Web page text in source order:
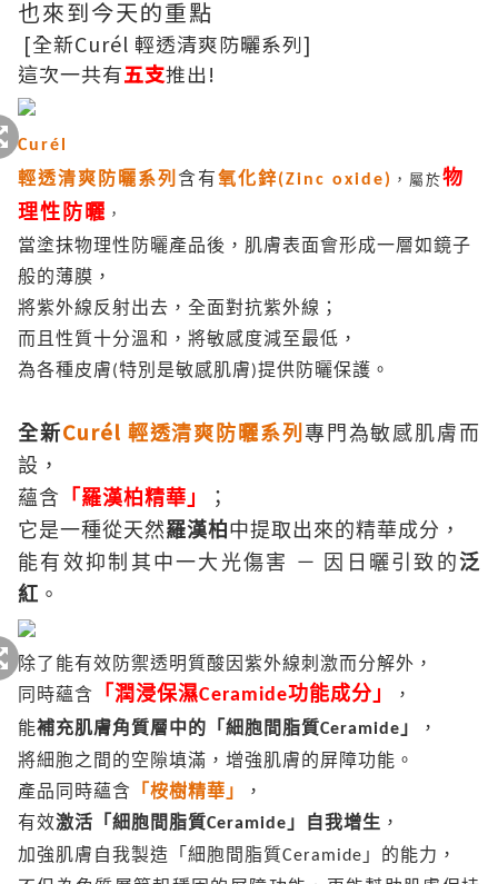
也來到今天的重點
[全新Curél 輕透清爽防曬系列]
這次一共有五支推出!
Curél
輕透清爽防曬系列 含有氧化鋅(Zinc oxide) ，屬於物
理性防曬 ，
當塗抹物理性防曬產品後，肌膚表面會形成一層如鏡子
般的薄膜，
將紫外線反射出去，全面對抗紫外線；
而且性質十分溫和，將敏感度減至最低，
為各種皮膚(特別是敏感肌膚)提供防曬保護。
全新Curél 輕透清爽 防曬系列 專門為敏感肌膚而
設，
蘊含 「羅漢柏精華」
；
它是一種從天然羅漢柏中提取出來的精華成分，
能有效抑制其中一大光傷害 － 因日曬引致的泛
紅 。
除了能有效防禦透明質酸因紫外線刺激而分解外，
同時蘊含 「潤浸保濕Ceramide功能成分」
，
能補充肌膚角質層中的「細胞間脂質Ceramide 」
，
將細胞之間的空隙填滿，增強肌膚的屏障功能。
產品同時蘊含 「桉樹精華」
，
有效激活「細胞間脂質Ceramide 」自我增生 ，
加強肌膚自我製造「細胞間脂質Ceramide 」的能力，